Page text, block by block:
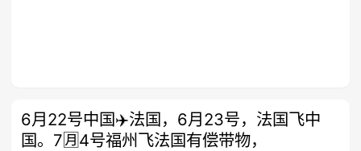
6月22号中国✈️法国，6月23号，法国飞中
国。7🈷️4号福州飞法国有偿带物，